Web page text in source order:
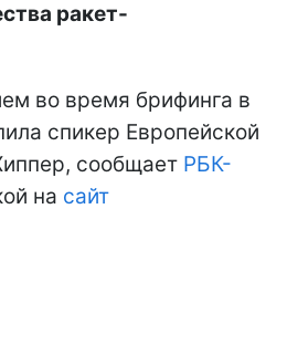
ракет-
во время брифинга в
спикер Европейской
сообщает РБК-
на сайт